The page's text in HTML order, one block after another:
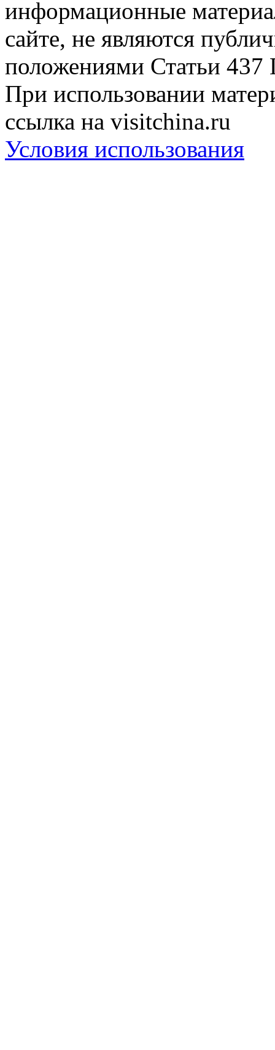
информационные
сайте, не являются
положениями Статьи 437
При использовании
ссылка на visitchina.ru
Условия использования